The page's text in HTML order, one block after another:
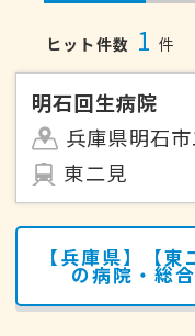
ヒット件数 1 件
明石回生病院
兵庫県明石
東二見
【兵庫県】【
の病院・総